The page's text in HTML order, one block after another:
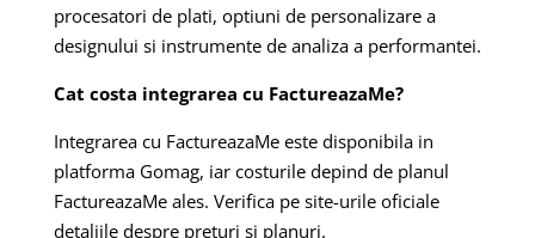
procesatori de plati, optiuni de personalizare a
designului si instrumente de analiza a performantei.
Cat costa integrarea cu FactureazaMe?
Integrarea cu FactureazaMe este disponibila in
platforma Gomag, iar costurile depind de planul
FactureazaMe ales. Verifica pe site-urile oficiale
detaliile despre preturi si planuri.